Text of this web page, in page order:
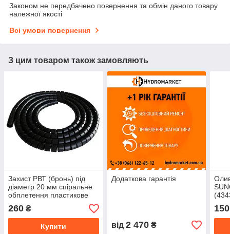
Законом не передбачено повернення та обмін даного товару
належної якості
Всі умови повернення
З цим товаром також замовляють
Захист РВТ (бронь) під
діаметр 20 мм спіральне
обплетення пластикове
гнучке
260 ₴
Купити
Додаткова гарантія
від 2 470₴
150